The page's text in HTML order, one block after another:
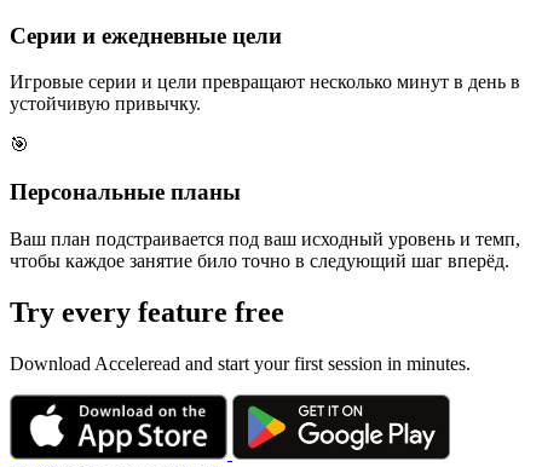
Серии и ежедневные цели
Игровые серии и цели превращают несколько минут в день в
устойчивую привычку.
🎯
Персональные планы
Ваш план подстраивается под ваш исходный уровень и темп,
чтобы каждое занятие било точно в следующий шаг вперёд.
Try every feature free
Download Acceleread and start your first session in minutes.